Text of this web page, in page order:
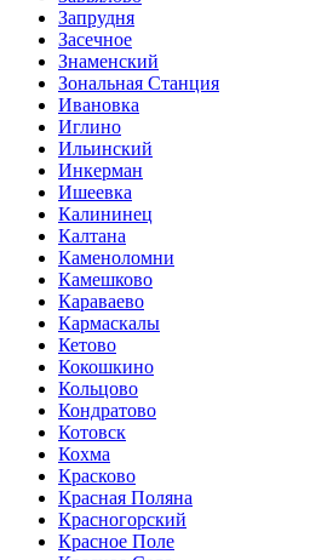
Запрудня
Засечное
Знаменский
Зональная Станция
Ивановка
Иглино
Ильинский
Инкерман
Ишеевка
Калининец
Калтана
Каменоломни
Камешково
Караваево
Кармаскалы
Кетово
Кокошкино
Кольцово
Кондратово
Котовск
Кохма
Красково
Красная Поляна
Красногорский
Красное Поле